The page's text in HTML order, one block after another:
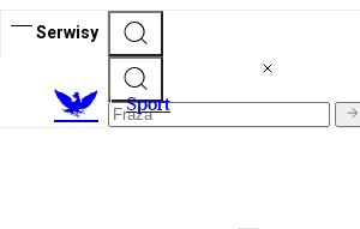
Serwisy
Sport